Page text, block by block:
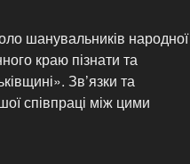
шанувальників народної
краю пізнати та
Зв’язки та
співпраці між цими